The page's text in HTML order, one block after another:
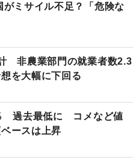
がミサイル不足？「危険な
非農業部門の就業者数2.3
を大幅に下回る
過去最低に コメなど値
ベースは上昇